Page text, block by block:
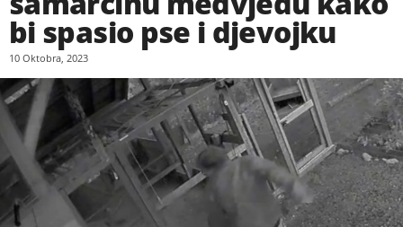
bi spasio pse i djevojku
10 Oktobra, 2023